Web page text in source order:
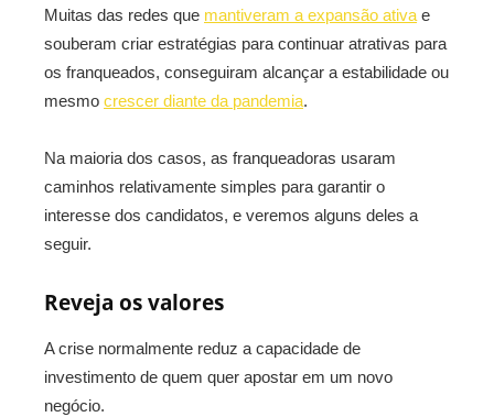
Muitas das redes que mantiveram a expansão ativa e
souberam criar estratégias para continuar atrativas para
os franqueados, conseguiram alcançar a estabilidade ou
mesmo crescer diante da pandemia.
Na maioria dos casos, as franqueadoras usaram
caminhos relativamente simples para garantir o
interesse dos candidatos, e veremos alguns deles a
seguir.
Reveja os valores
A crise normalmente reduz a capacidade de
investimento de quem quer apostar em um novo
negócio.